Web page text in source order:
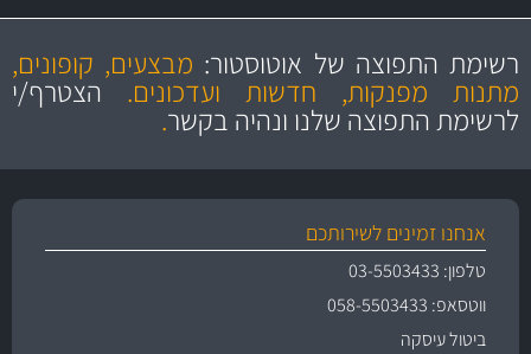
מקצועיות
ושירות מצויין
מחירים
הוגנים
והיצע מוצרים איכותירשימת התפוצה של אוטוסטור: מבצעים, קופונים,
מתנות מפנקות, חדשות ועדכונים.הצטרף/י
לרשימת התפוצה שלנו ונהיה בקשר.
אנחנו זמינים לשירותכם
טלפון: 03-5503433
ווטסאפ: 058-5503433
ביטול עיסקה